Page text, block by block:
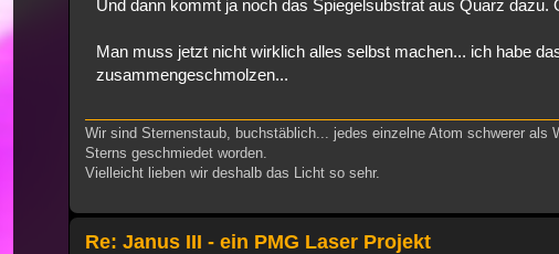
Und dann kommt ja noch das Spiegelsubstrat aus Quarz
Man muss jetzt nicht wirklich alles selbst machen... ich habe
zusammengeschmolzen...
Wir sind Sternenstaub, buchstäblich... jedes einzelne Atom schwerer
Sterns geschmiedet worden.
Vielleicht lieben wir deshalb das Licht so sehr.
Re: Janus III - ein PMG Laser Projekt